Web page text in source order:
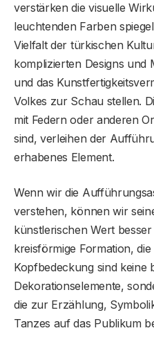
verstärken die visuelle
leuchtenden Farben
Vielfalt der türkischen
komplizierten Designs und
und das
Volkes zur Schau stellen.
mit Federn oder anderen
sind, verleihen der
erhabenes Element.
Wenn wir die
verstehen, können wir
künstlerischen Wert
kreisförmige Formation,
Kopfbedeckung sind keine
Dekorationselemente,
die zur Erzählung,
Tanzes auf das Publikum